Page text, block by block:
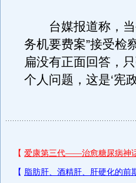
台媒报道称，当
务机要费案”接受检
扁没有正面回答，
个人问题，这是‘宪